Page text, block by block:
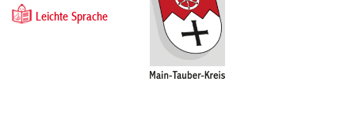
Leichte Sprache